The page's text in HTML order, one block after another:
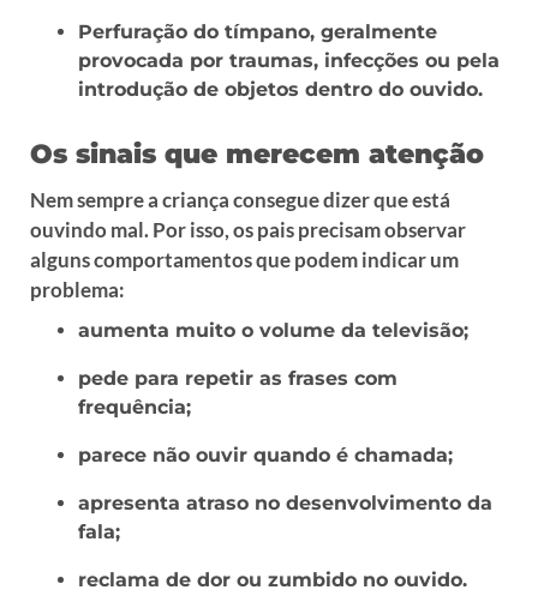
Perfuração do tímpano, geralmente
provocada por traumas, infecções ou pela
introdução de objetos dentro do ouvido.
Os sinais que merecem atenção
Nem sempre a criança consegue dizer que está
ouvindo mal. Por isso, os pais precisam observar
alguns comportamentos que podem indicar um
problema:
aumenta muito o volume da televisão;
pede para repetir as frases com
frequência;
parece não ouvir quando é chamada;
apresenta atraso no desenvolvimento da
fala;
reclama de dor ou zumbido no ouvido.